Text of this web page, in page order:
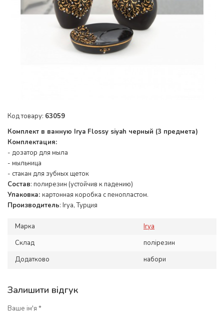
Код товару: 63059
Комплект в ванную Irya Flossy siyah черный (3 предмета)
Комплектация:
- дозатор для мыла
- мыльница
- стакан для зубных щеток
Состав: полирезин (устойчив к падению)
Упаковка: картонная коробка с пенопластом.
Производитель: Irya, Турция
Марка
Irya
Склад
полірезин
Додатково
набори
Залишити відгук
Ваше ім'я *